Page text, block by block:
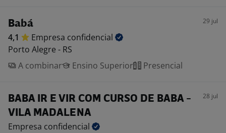
Babá 29 jul
4,1 Empresa confidencial
Porto Alegre - RS
A combinar
Ensino Superior Presencial
BABA IR E VIR COM CURSO DE BABA -
VILA MADALENA
28 jul
Empresa confidencial